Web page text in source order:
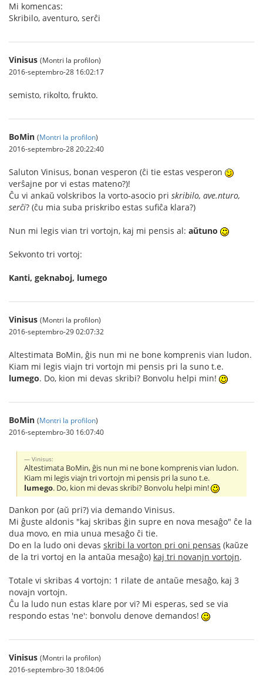
Mi komencas:
Skribilo, aventuro, serĉi
Vinisus (Montri la profilon)
2016-septembro-28 16:02:17
semisto, rikolto, frukto.
BoMin (Montri la profilon)
2016-septembro-28 20:22:40
Saluton Vinisus, bonan vesperon (ĉi tie estas vesperon
verŝajne por vi estas mateno?)!
Ĉu vi ankaŭ volskribos la vorto-asocio pri skribilo, ave.nturo,
serĉi? (ĉu mia suba priskribo estas sufiĉa klara?)
Nun mi legis vian tri vortojn, kaj mi pensis al: aŭtuno
Sekvonto tri vortoj:
Kanti, geknaboj, lumego
Vinisus (Montri la profilon)
2016-septembro-29 02:07:32
Altestimata BoMin, ĝis nun mi ne bone komprenis vian ludon.
Kiam mi legis viajn tri vortojn mi pensis pri la suno t.e.
lumego. Do, kion mi devas skribi? Bonvolu helpi min!
BoMin (Montri la profilon)
2016-septembro-30 16:07:40
Vinisus:
Altestimata BoMin, ĝis nun mi ne bone komprenis vian ludon.
Kiam mi legis viajn tri vortojn mi pensis pri la suno t.e.
lumego. Do, kion mi devas skribi? Bonvolu helpi min!
Dankon por (aŭ pri?) via demando Vinisus.
Mi ĝuste aldonis "kaj skribas ĝin supre en nova mesaĝo" ĉe la
dua movo, en mia unua mesaĝo ĉi tie.
Do en la ludo oni devas skribi la vorton pri oni pensas (kaŭze
de la tri vortoj en la antaŭa mesaĝo) kaj tri novanjn vortojn.
Totale vi skribas 4 vortojn: 1 rilate de antaŭe mesaĝo, kaj 3
novajn vortojn.
Ĉu la ludo nun estas klare por vi? Mi esperas, sed se via
respondo estas 'ne': bonvolu denove demandos!
Vinisus (Montri la profilon)
2016-septembro-30 18:04:06